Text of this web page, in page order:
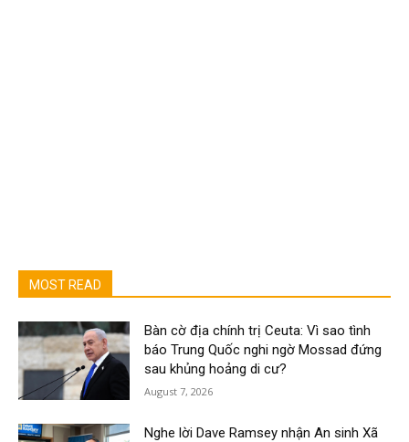
MOST READ
Bàn cờ địa chính trị Ceuta: Vì sao tình
báo Trung Quốc nghi ngờ Mossad đứng
sau khủng hoảng di cư?
August 7, 2026
Nghe lời Dave Ramsey nhận An sinh Xã